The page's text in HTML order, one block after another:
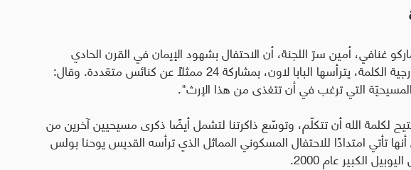
غنافي، أمين سرّ اللجنة، أن الاحتفال بشهود الإيمان في القرن الحادي
والعشرين سيأخذ شكل ليتورجية الكلمة، يترأسها البابا لاون، بمشاركة 24 ممثلًا عن كنائس متعّددة. وقال:
التي ترغب في أن تتغذى من هذا الإرث".
لكلمة الله أن تتكلّم، وتوسّع ذاكرتنا لتشمل أيضًا ذكرى مسيحيين آخرين من
تأتي امتدادًا للاحتفال المسكوني المماثل الذي ترأسه القديس يوحنا بولس
الكبير عام 2000
.